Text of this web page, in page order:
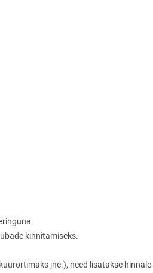
kinnitamiseks.
jne.), need lisatakse hinnale